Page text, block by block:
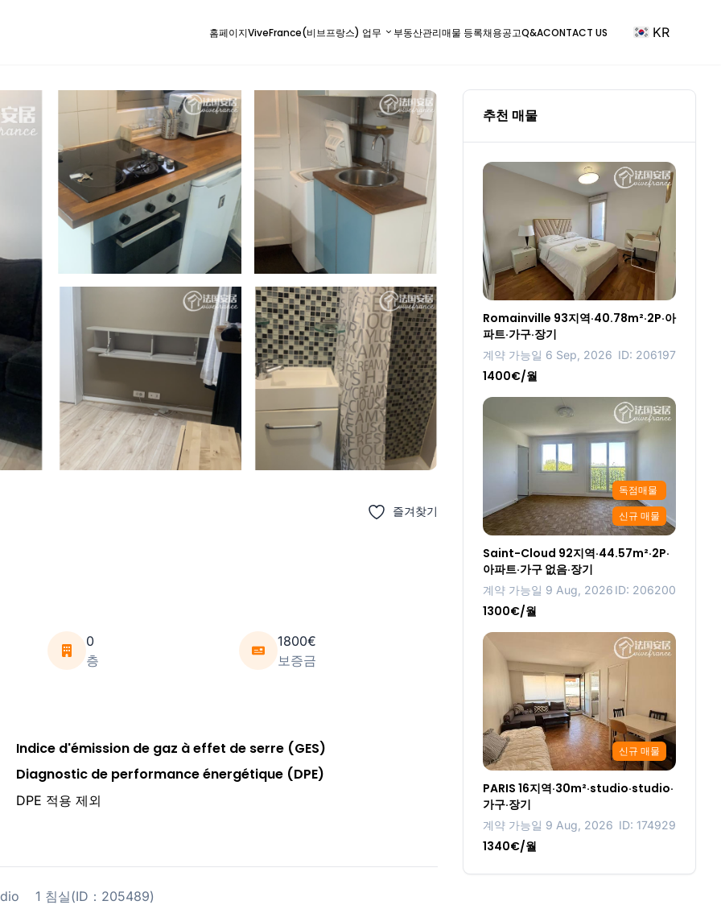
홈페이지ViveFrance(비브프랑스) 업무 부동산관리매물 등록채용공고Q&ACONTACT US KR
즐겨찾기
0
층
1800€
보증금
Indice d'émission de gaz à effet de serre (GES)
Diagnostic de performance énergétique (DPE)
DPE 적용 제외
1 침실(ID：205489)
추천 매물
Romainville 93지역·40.78m²·2P·아
파트·가구·장기
계약 가능일 6 Sep, 2026 ID: 206197
1400€/월
독점매물
신규 매물
Saint-Cloud 92지역·44.57m²·2P·
아파트·가구 없음·장기
계약 가능일 9 Aug, 2026 ID: 206200
1300€/월
신규 매물
PARIS 16지역·30m²·studio·studio·
가구·장기
계약 가능일 9 Aug, 2026 ID: 174929
1340€/월